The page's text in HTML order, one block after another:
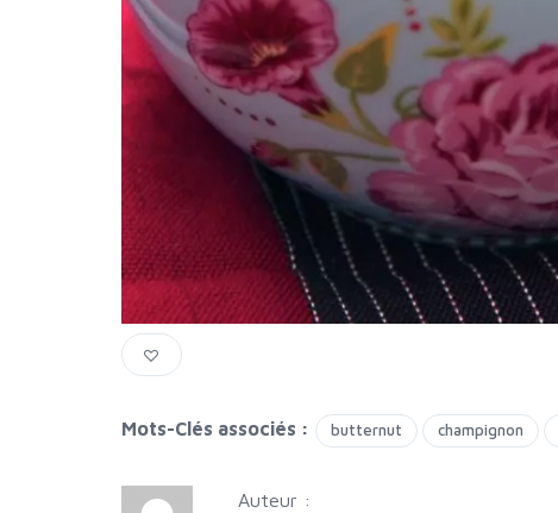
Mots-Clés associés : butternut champignon
Auteur :